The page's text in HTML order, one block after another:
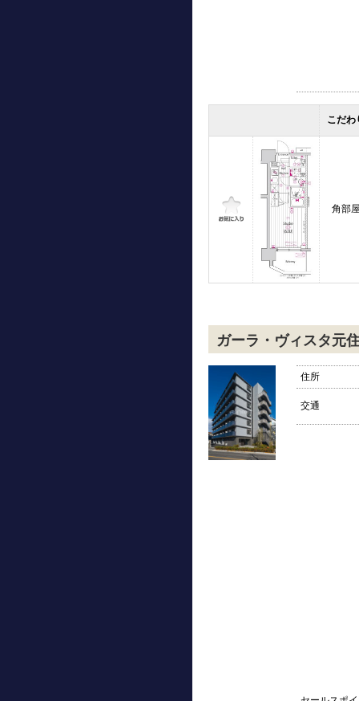
こだわ
角部
ガーラ・ヴィスタ元
住所
交通